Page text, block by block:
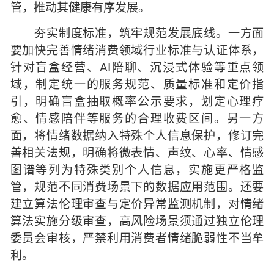
管，推动其健康有序发展。
夯实制度标准，筑牢规范发展底线。一方面
要加快完善情绪消费领域行业标准与认证体系，
针对盲盒经营、AI陪聊、沉浸式体验等重点领
域，制定统一的服务规范、质量标准和定价指
引，明确盲盒抽取概率公示要求，划定心理疗
愈、情感陪伴等服务的合理收费区间。另一方
面，将情绪数据纳入特殊个人信息保护，修订完
善相关法规，明确将微表情、声纹、心率、情感
图谱等列为特殊类别个人信息，实施更严格监
管，规范不同消费场景下的数据应用范围。还要
建立算法伦理审查与定价异常监测机制，对情绪
算法实施分级审查，高风险场景须通过独立伦理
委员会审核，严禁利用消费者情绪脆弱性不当牟
利。